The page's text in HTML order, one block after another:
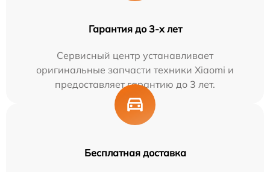
Гарантия до 3-х лет
Сервисный центр устанавливает
оригинальные запчасти техники Xiaomi и
предоставляет гарантию до 3 лет.
Бесплатная доставка